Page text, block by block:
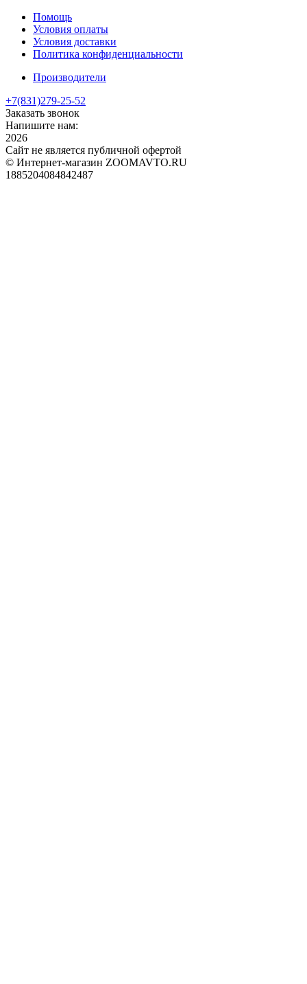
Помощь
Условия оплаты
Условия доставки
Политика конфиденциальности
Производители
+7(831)279-25-52
Заказать звонок
Напишите нам:
2026
Сайт не является публичной офертой
© Интернет-магазин ZOOMAVTO.RU
1885204084842487